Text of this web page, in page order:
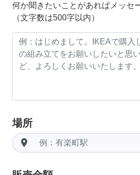
何か聞きたいことがあればメッセ
（文字数は500字以内）
場所
room